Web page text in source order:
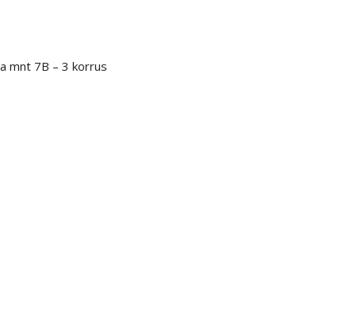
mnt 7B – 3 korrus